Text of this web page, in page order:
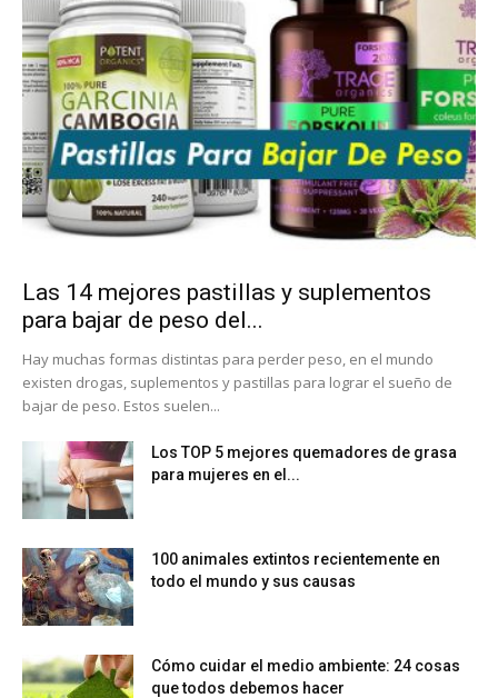
Las 14 mejores pastillas y suplementos
para bajar de peso del...
Hay muchas formas distintas para perder peso, en el mundo
existen drogas, suplementos y pastillas para lograr el sueño de
bajar de peso. Estos suelen...
Los TOP 5 mejores quemadores de grasa
para mujeres en el...
100 animales extintos recientemente en
todo el mundo y sus causas
Cómo cuidar el medio ambiente: 24 cosas
que todos debemos hacer